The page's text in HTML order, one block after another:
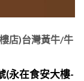
店)台灣黃牛/牛
(永在食安大樓-